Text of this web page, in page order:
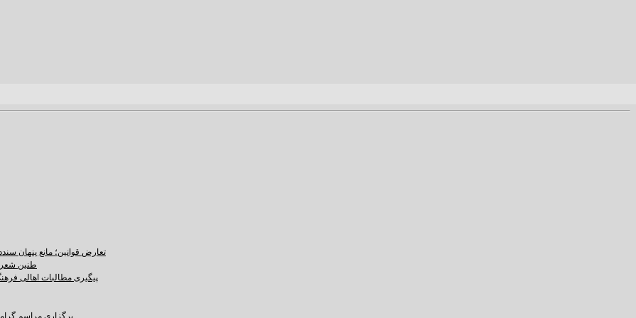
تعارض قوانین؛ مانع پنهان
طنین
پیگیری مطالبات اهالی
برگزاری مراسم